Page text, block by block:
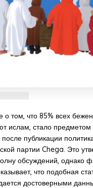
о том, что 85% всех
ислам, стало предметом
публикации
партии Chega. Это
обсуждений, однако
что подобная
достоверными